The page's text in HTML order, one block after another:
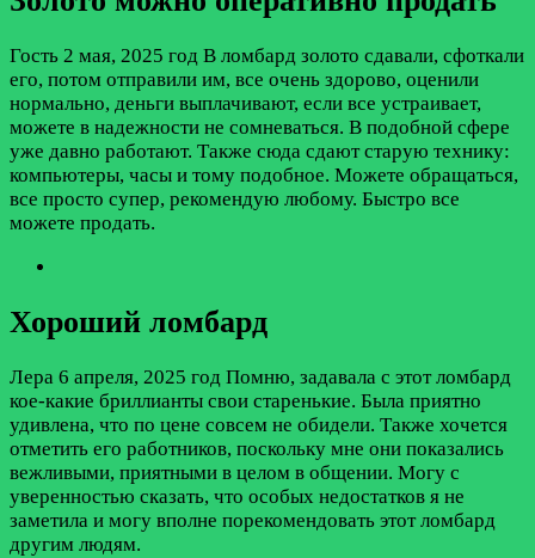
Гость 2 мая, 2025 год В ломбард золото сдавали, сфоткали
его, потом отправили им, все очень здорово, оценили
нормально, деньги выплачивают, если все устраивает,
можете в надежности не сомневаться. В подобной сфере
уже давно работают. Также сюда сдают старую технику:
компьютеры, часы и тому подобное. Можете обращаться,
все просто супер, рекомендую любому. Быстро все
можете продать.
Хороший ломбард
Лера 6 апреля, 2025 год Помню, задавала с этот ломбард
кое-какие бриллианты свои старенькие. Была приятно
удивлена, что по цене совсем не обидели. Также хочется
отметить его работников, поскольку мне они показались
вежливыми, приятными в целом в общении. Могу с
уверенностью сказать, что особых недостатков я не
заметила и могу вполне порекомендовать этот ломбард
другим людям.